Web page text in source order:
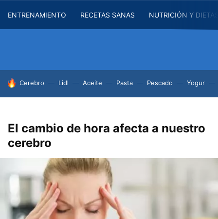
ENTRENAMIENTO RECETAS SANAS NUTRICIÓN Y
HOY SE HABLA DE
Cerebro Lidl Aceite Pasta Pescado Yogur
El cambio de hora afecta a nuestro
cerebro